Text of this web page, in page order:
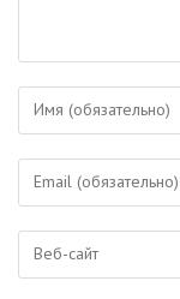
Введите
или
имя
пользователя,
чтобы
прокомментировать
Введите
адрес,
чтобы
Введите